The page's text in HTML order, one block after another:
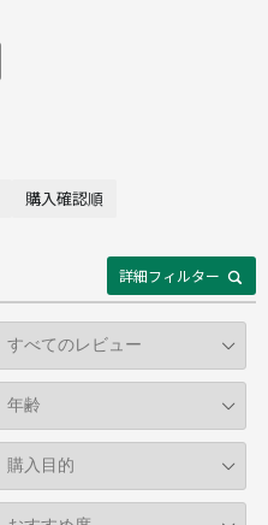
詳細フィルター
購入確認順